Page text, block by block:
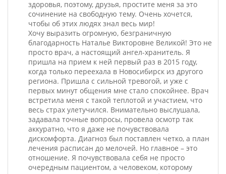
здоровья, поэтому, друзья, простите меня за это
сочинение на свободную тему. Очень хочется,
чтобы об этих людях знал весь мир!
Хочу выразить огромную, безграничную
благодарность Наталье Викторовне Великой! Это не
просто врач, а настоящий ангел-хранитель. Я
пришла на прием к ней первый раз в 2015 году,
когда только переехала в Новосибирск из другого
региона. Пришла с сильной тревогой, и уже с
первых минут общения мне стало спокойнее. Врач
встретила меня с такой теплотой и участием, что
весь страх улетучился. Внимательно выслушала,
задавала точные вопросы, провела осмотр так
аккуратно, что я даже не почувствовала
дискомфорта. Диагноз был поставлен четко, а план
лечения расписан до мелочей. Но главное – это
отношение. Я почувствовала себя не просто
очередным пациентом, а человеком, которому